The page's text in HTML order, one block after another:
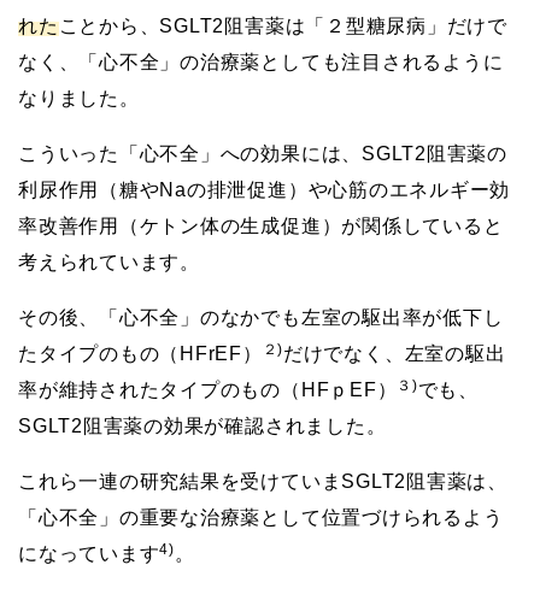
れたことから、SGLT2阻害薬は「２型糖尿病」だけで
なく、「心不全」の治療薬としても注目されるように
なりました。
こういった「心不全」への効果には、SGLT2阻害薬の
利尿作用（糖やNaの排泄促進）や心筋のエネルギー効
率改善作用（ケトン体の生成促進）が関係していると
考えられています。
その後、「心不全」のなかでも左室の駆出率が低下し
たタイプのもの（HFrEF）
２)だけでなく、左室の駆出
率が維持されたタイプのもの（HFｐEF）
３)でも、
SGLT2阻害薬の効果が確認されました。
これら一連の研究結果を受けていまSGLT2阻害薬は、
「心不全」の重要な治療薬として位置づけられるよう
になっています4) 。